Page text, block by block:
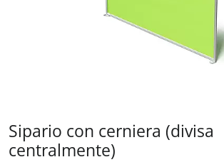
Sipario con cerniera (divisa
centralmente)